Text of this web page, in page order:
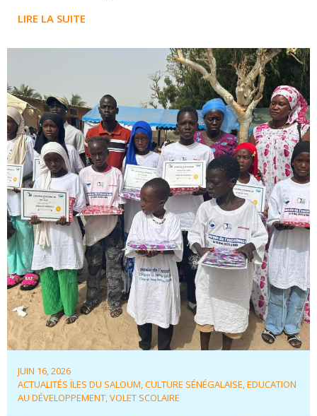
LIRE LA SUITE
JUIN 16, 2026
ACTUALITÉS ÏLES DU SALOUM,CULTURE SÉNÉGALAISE,EDUCATION
AU DÉVELOPPEMENT,VOLET SCOLAIRE